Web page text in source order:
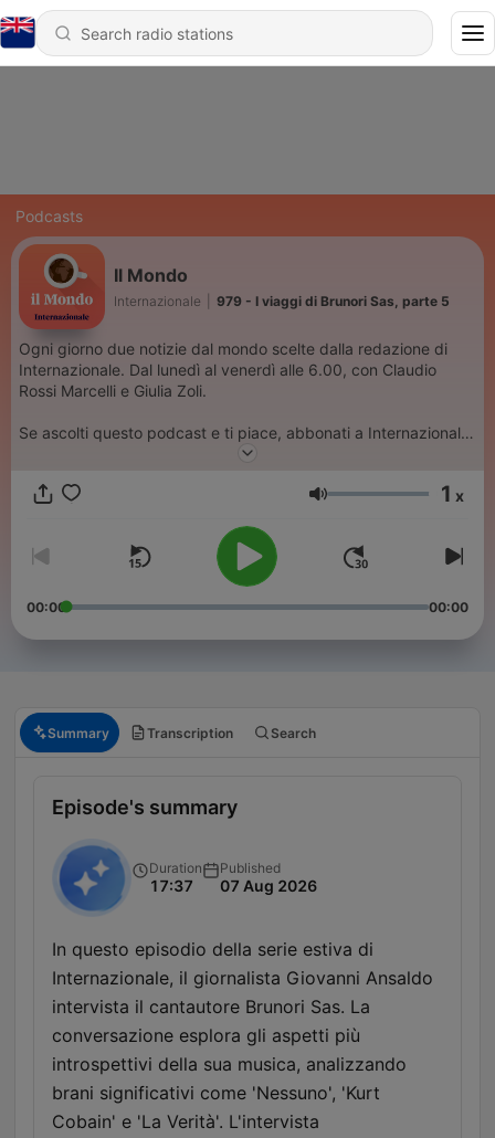
Podcasts
Il Mondo
Internazionale 979 - I viaggi di Brunori Sas, parte 5
Ogni giorno due notizie dal mondo scelte dalla redazione di
Internazionale. Dal lunedì al venerdì alle 6.00, con Claudio
Rossi Marcelli e Giulia Zoli.
Se ascolti questo podcast e ti piace, abbonati a Internazionale.
È un modo concreto per sostenerci e per aiutarci a garantire
internazionale.it/abbonati
Produzione di Claudio Balboni e Vincenzo De Simone.
Consulenza editoriale Chiara Nielsen. Musiche di Tommaso
Volume 1 x
00:00 00:00
Summary Transcription Search
Episode's summary
Duration
17:37
Published
07 Aug 2026
In questo episodio della serie estiva di
Internazionale, il giornalista Giovanni Ansaldo
intervista il cantautore Brunori Sas. La
conversazione esplora gli aspetti più
introspettivi della sua musica, analizzando
brani significativi come 'Nessuno', 'Kurt
Cobain' e 'La Verità'. L'intervista